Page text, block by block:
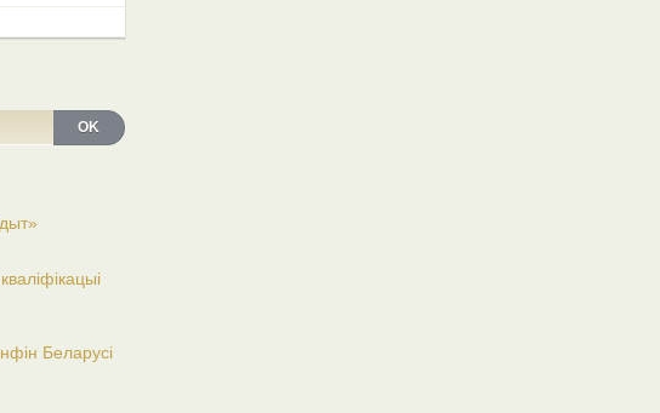
OK
Беларусі